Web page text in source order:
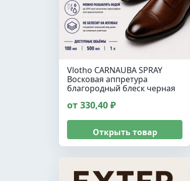
Vlotho CARNAUBA SPRAY
Восковая аппретура
благородный блеск черная
от 330,40 ₽
Открыть товар